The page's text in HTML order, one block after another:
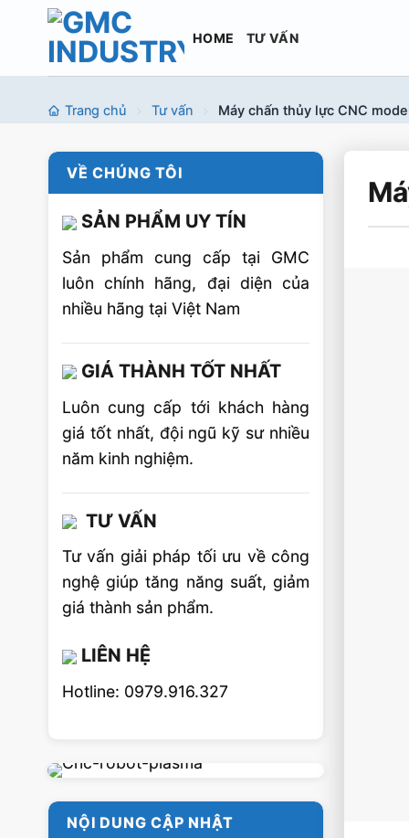
HOME TƯ VẤN
Trang chủ Tư vấn Máy chấn thủy lực CNC
VỀ CHÚNG TÔI
SẢN PHẨM UY TÍN
Sản phẩm cung cấp tại GMC
luôn chính hãng, đại diện của
nhiều hãng tại Việt Nam
GIÁ THÀNH TỐT NHẤT
Luôn cung cấp tới khách hàng
giá tốt nhất, đội ngũ kỹ sư nhiều
năm kinh nghiệm.
TƯ VẤN
Tư vấn giải pháp tối ưu về công
nghệ giúp tăng năng suất, giảm
giá thành sản phẩm.
LIÊN HỆ
Hotline: 0979.916.327
NỘI DUNG CẬP NHẬT